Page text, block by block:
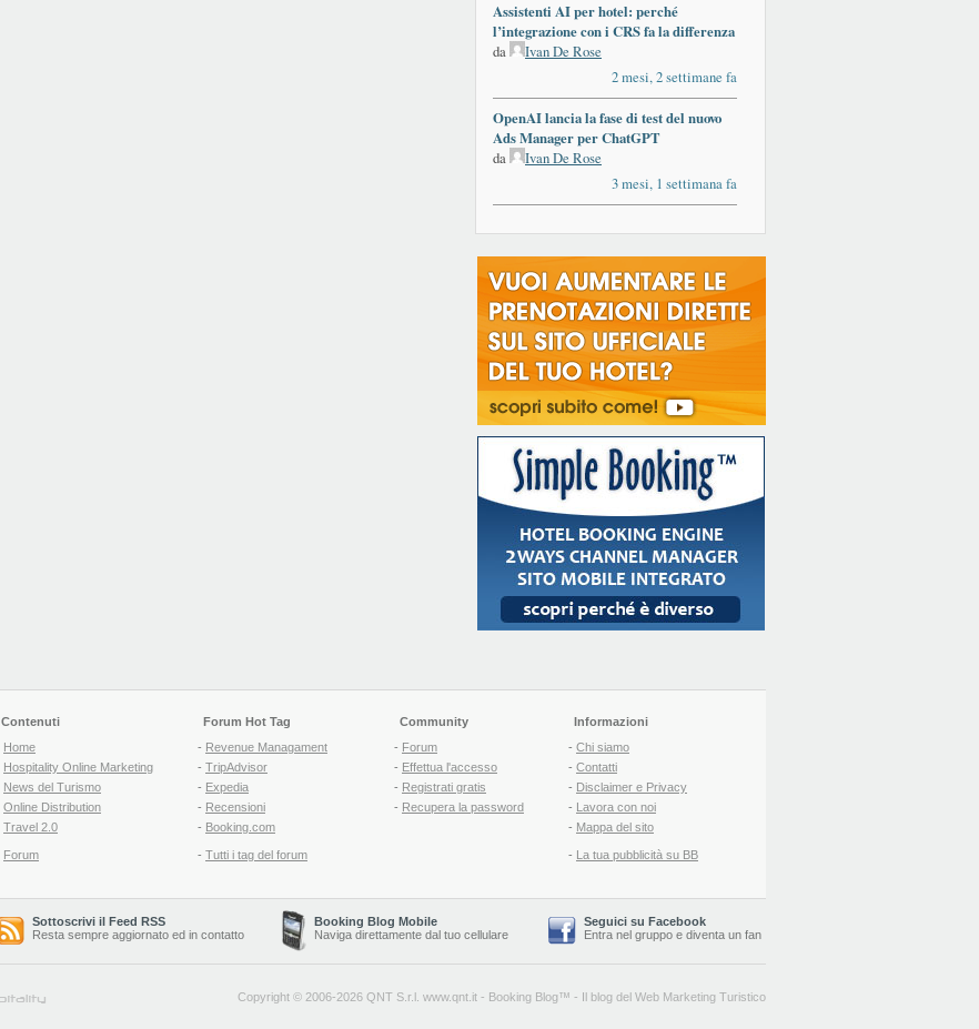
Assistenti AI per hotel: perché
l’integrazione con i CRS fa la differenza
da
Ivan De Rose
2 mesi, 2 settimane fa
OpenAI lancia la fase di test del nuovo
Ads Manager per ChatGPT
da
Ivan De Rose
3 mesi, 1 settimana fa
Contenuti
Home
Hospitality Online Marketing
News del Turismo
Online Distribution
Travel 2.0
Forum
Forum Hot Tag
- Revenue Managament
- TripAdvisor
- Expedia
- Recensioni
- Booking.com
- Tutti i tag del forum
Community
- Forum
- Effettua l'accesso
- Registrati gratis
- Recupera la password
Informazioni
- Chi siamo
- Contatti
- Disclaimer e Privacy
- Lavora con noi
- Mappa del sito
- La tua pubblicità su BB
Sottoscrivi il Feed RSS
Resta sempre aggiornato ed in contatto
Booking Blog Mobile
Naviga direttamente dal tuo cellulare
Seguici su Facebook
Entra nel gruppo e diventa un fan
Copyright © 2006-2026 QNT S.r.l. www.qnt.it - Booking Blog™ - Il blog del Web Marketing Turistico